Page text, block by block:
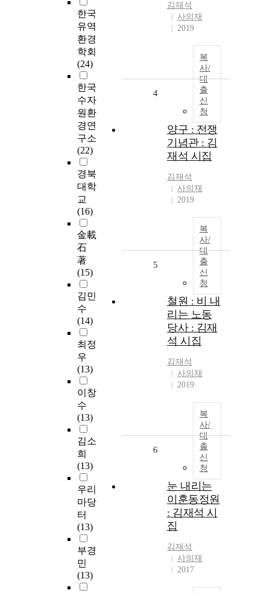
한국
유역
환경
학회
(24)
한국
수자
원환
경연
구소
(22)
경북
대학
교
(16)
金載
石
著
(15)
김민
수
(14)
최정
우
(13)
이창
수
(13)
김소
희
(13)
우리
마당
터
(13)
부경
민
(13)
김재석
사의재
2019
복
사/
대
출
신
청
4
양구 : 전쟁
기념관 : 김
재석 시집
김재석
사의재
2019
복
사/
대
출
신
청
5
철원 : 비 내
리는 노동
당사 : 김재
석 시집
김재석
사의재
2019
복
사/
대
출
신
청
6
눈 내리는
이훈동정원
: 김재석 시
집
김재석
사의재
2017